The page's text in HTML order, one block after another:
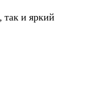
так и яркий